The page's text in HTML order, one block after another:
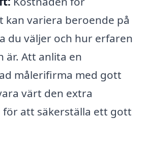
kan variera beroende på
du väljer och hur erfaren
är. Att anlita en
målerifirma med gott
värt den extra
för att säkerställa ett gott